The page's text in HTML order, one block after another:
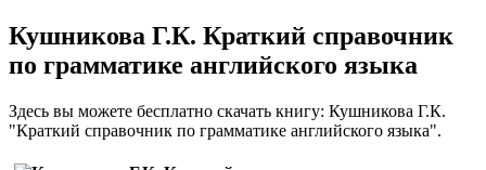
Кушникова Г.К. Краткий справочник
по грамматике английского языка
Здесь вы можете бесплатно скачать книгу: Кушникова Г.К.
"Краткий справочник по грамматике английского языка".